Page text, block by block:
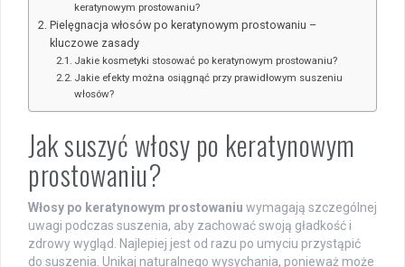
keratynowym prostowaniu?
Pielęgnacja włosów po keratynowym prostowaniu –
kluczowe zasady
Jakie kosmetyki stosować po keratynowym prostowaniu?
Jakie efekty można osiągnąć przy prawidłowym suszeniu
włosów?
Jak suszyć włosy po keratynowym
prostowaniu?
Włosy po keratynowym prostowaniu wymagają szczególnej
uwagi podczas suszenia, aby zachować swoją gładkość i
zdrowy wygląd. Najlepiej jest od razu po umyciu przystąpić
do suszenia. Unikaj naturalnego wysychania, ponieważ może